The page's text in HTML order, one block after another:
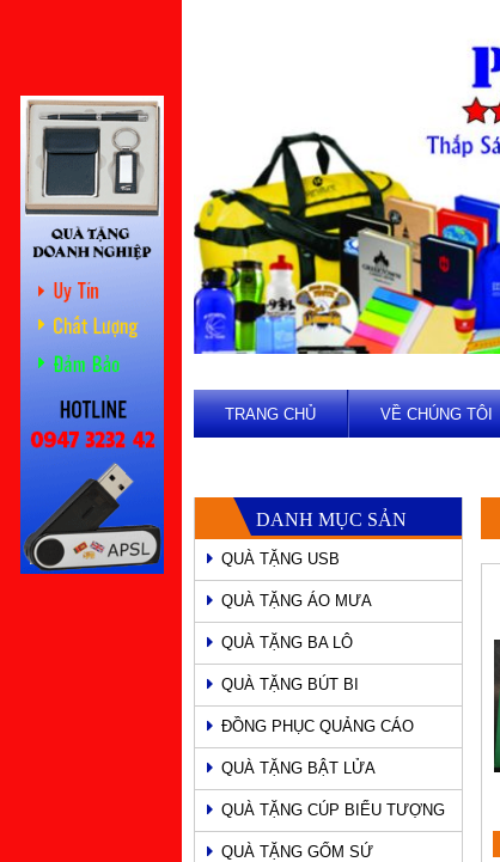
TRANG CHỦ VỀ CHÚNG TÔI
DANH MỤC SẢN
PHẨM
QUÀ TẶNG USB
QUÀ TẶNG ÁO MƯA
QUÀ TẶNG BA LÔ
QUÀ TẶNG BÚT BI
ĐỒNG PHỤC QUẢNG CÁO
QUÀ TẶNG BẬT LỬA
QUÀ TẶNG CÚP BIỂU TƯỢNG
QUÀ TẶNG GỐM SỨ